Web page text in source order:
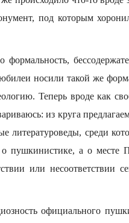
под которым
носили такой же
Теперь вроде как
из круга
литературоведы, среди
а о месте
или несоответствии
официального